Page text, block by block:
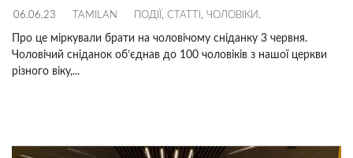
06.06.23 TAMILAN ПОДІЇ , СТАТТІ , ЧОЛОВІКИ .
Про це міркували брати на чоловічому сніданку 3 червня.
Чоловічий сніданок об’єднав до 100 чоловіків з нашої церкви
різного віку,...